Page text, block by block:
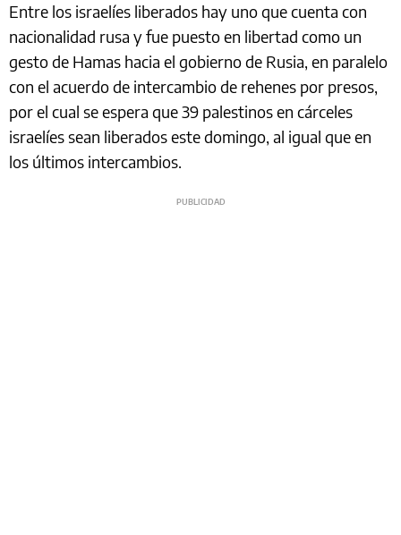
Entre los israelíes liberados hay uno que cuenta con
nacionalidad rusa y fue puesto en libertad como un
gesto de Hamas hacia el gobierno de Rusia, en paralelo
con el acuerdo de intercambio de rehenes por presos,
por el cual se espera que 39 palestinos en cárceles
israelíes sean liberados este domingo, al igual que en
los últimos intercambios.